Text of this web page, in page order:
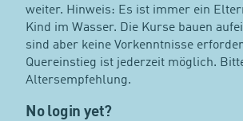
weiter. Hinweis: Es ist immer ein
Kind im Wasser. Die Kurse bauen
sind aber keine Vorkenntnisse
Quereinstieg ist jederzeit möglich.
Altersempfehlung.
No login yet?